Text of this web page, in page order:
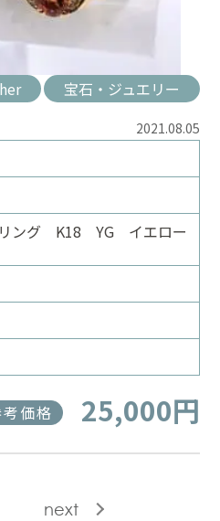
宝石・ジュエリー
2021.08.05
リング K18 YG イエロー
価格 25,000円
next